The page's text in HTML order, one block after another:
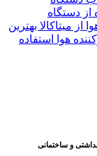
از دستگاه
میتاکالا بهترین
هوا استفاده
و ساختمانی